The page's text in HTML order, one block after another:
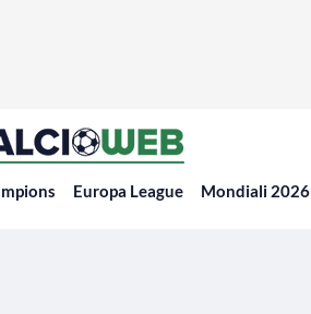
Europa League Mondiali 2026